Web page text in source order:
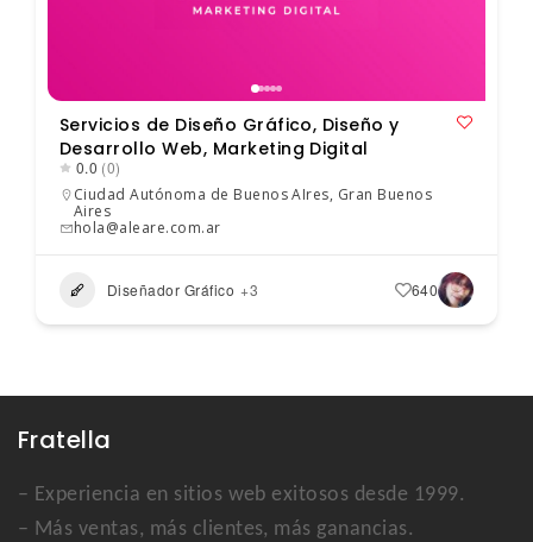
Servicios de Diseño Gráfico, Diseño y
Desarrollo Web, Marketing Digital
0.0 (0)
Ciudad Autónoma de Buenos AIres, Gran Buenos
Aires
hola@aleare.com.ar
Diseñador Gráfico +3 640
Fratella
– Experiencia en sitios web exitosos desde 1999.
– Más ventas, más clientes, más ganancias.